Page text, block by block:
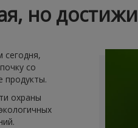
но
сегодня,
со
продукты.
охраны